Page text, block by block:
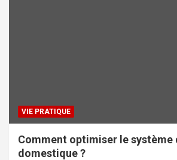
VIE PRATIQUE
Comment optimiser le système
domestique ?